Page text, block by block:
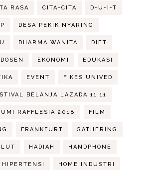
RASA CITA-CITA D-U-I-T
DESA PEKIK NYARING
DHARMA WANITA DIET
DOSEN EKONOMI EDUKASI
EVENT FIKES UNIVED
BELANJA LAZADA 11.11
RAFFLESIA 2018 FILM
FRANKFURT GATHERING
HADIAH HANDPHONE
HIPERTENSI HOME INDUSTRI